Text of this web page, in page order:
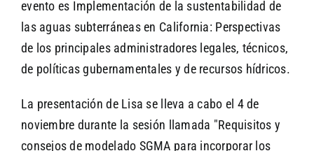
evento es Implementación de la sustentabilidad de
las aguas subterráneas en California: Perspectivas
de los principales administradores legales, técnicos,
de políticas gubernamentales y de recursos hídricos.
La presentación de Lisa se lleva a cabo el 4 de
noviembre durante la sesión llamada "Requisitos y
consejos de modelado SGMA para incorporar los